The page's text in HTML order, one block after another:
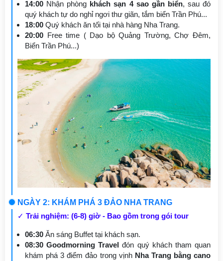
14:00 Nhận phòng khách sạn 4 sao gần biển, sau đó
quý khách tự do nghỉ ngơi thư giãn, tắm biển Trần Phú...
18:00 Quý khách ăn tối tại nhà hàng Nha Trang.
20:00 Free time ( Dạo bộ Quảng Trường, Chợ Đêm,
Biển Trần Phú...)
NGÀY 2: KHÁM PHÁ 3 ĐẢO NHA TRANG
✓ Trải nghiệm: (6-8) giờ - Bao gồm trong gói tour
06:30 Ăn sáng Buffet tại khách sạn.
08:30 Goodmorning Travel đón quý khách tham quan
khám phá 3 điểm đảo trong vịnh Nha Trang bằng cano